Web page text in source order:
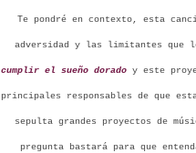
Te pondré en contexto, esta
adversidad y las limitantes que
cumplir el sueño dorado y este
principales responsables de que
sepulta grandes proyectos de
pregunta bastará para que